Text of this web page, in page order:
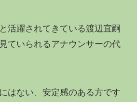
活躍されてきている渡辺宜嗣
ていられるアナウンサーの代
はない、安定感のある方です